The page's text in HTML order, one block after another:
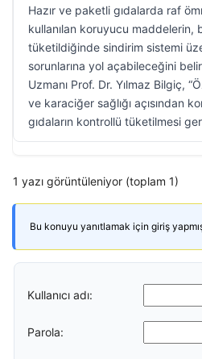
Hazır ve paketli gıdalarda raf
kullanılan koruyucu maddelerin,
tüketildiğinde sindirim sistemi
sorunlarına yol açabileceğini
Uzmanı Prof. Dr. Yılmaz Bilgiç,
ve karaciğer sağlığı açısından
gıdaların kontrollü tüketilmesi
1 yazı görüntüleniyor (toplam 1)
Bu konuyu yanıtlamak için giriş yapmış
Kullanıcı adı:
Parola: